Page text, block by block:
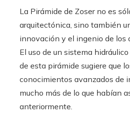
La Pirámide de Zoser no es
arquitectónica, sino también
innovación y el ingenio de los
El uso de un sistema
de esta pirámide sugiere que
conocimientos avanzados de
mucho más de lo que habían
anteriormente.